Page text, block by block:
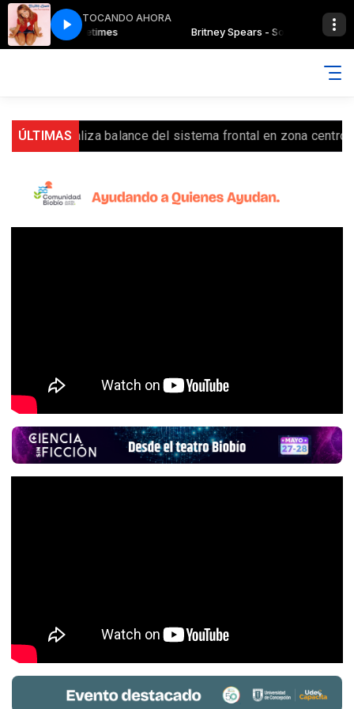
TOCANDO AHORA
- Sometimes Britney Spears - Sometimes
ÚLTIMASbalance del sistema frontal en zona centro-norte